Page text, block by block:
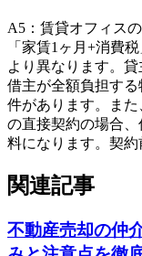
A5 ： 賃貸オフィス
「家賃1ヶ月+消費
より異なります。
借主が全額負担す
件があります。ま
の直接契約の場合
料になります。契約
関連記事
不動産売却の仲